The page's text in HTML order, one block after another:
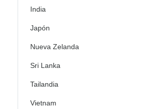
India
Japón
Nueva Zelanda
Sri Lanka
Tailandia
Vietnam